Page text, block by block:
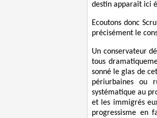
destin apparaît ici
Ecoutons donc
précisément le
Un conservateur
tous
sonné le glas de
périurbaines ou
systématique au
et les immigrés
progressisme en